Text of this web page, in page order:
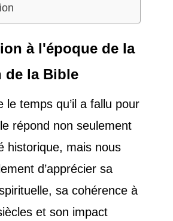
à l'époque de la
de la Bible
le temps qu’il a fallu pour
répond non seulement
historique, mais nous
d’apprécier sa
sa cohérence à
et son impact